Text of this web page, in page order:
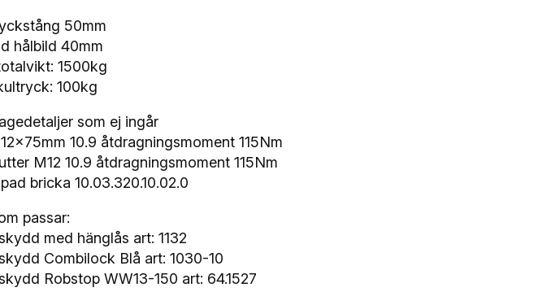
50mm
hålbild 40mm
1500kg
100kg
som ej ingår
10.9 åtdragningsmoment 115Nm
M12 10.9 åtdragningsmoment 115Nm
bricka 10.03.320.10.02.0
passar:
med hänglås art: 1132
Combilock Blå art: 1030-10
Robstop WW13-150 art: 64.1527